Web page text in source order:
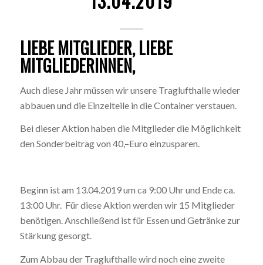
LIEBE MITGLIEDER, LIEBE
MITGLIEDERINNEN,
Auch diese Jahr müssen wir unsere Traglufthalle wieder
abbauen und die Einzelteile in die Container verstauen.
Bei dieser Aktion haben die Mitglieder die Möglichkeit
den Sonderbeitrag von 40,–Euro einzusparen.
Beginn ist am 13.04.2019 um ca 9:00 Uhr und Ende ca.
13:00 Uhr. Für diese Aktion werden wir 15 Mitglieder
benötigen. Anschließend ist für Essen und Getränke zur
Stärkung gesorgt.
Zum Abbau der Traglufthalle wird noch eine zweite